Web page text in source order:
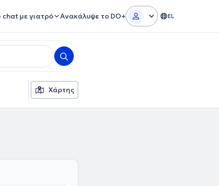
chat με γιατρό Ανακάλυψε το DO+ EL
Χάρτης